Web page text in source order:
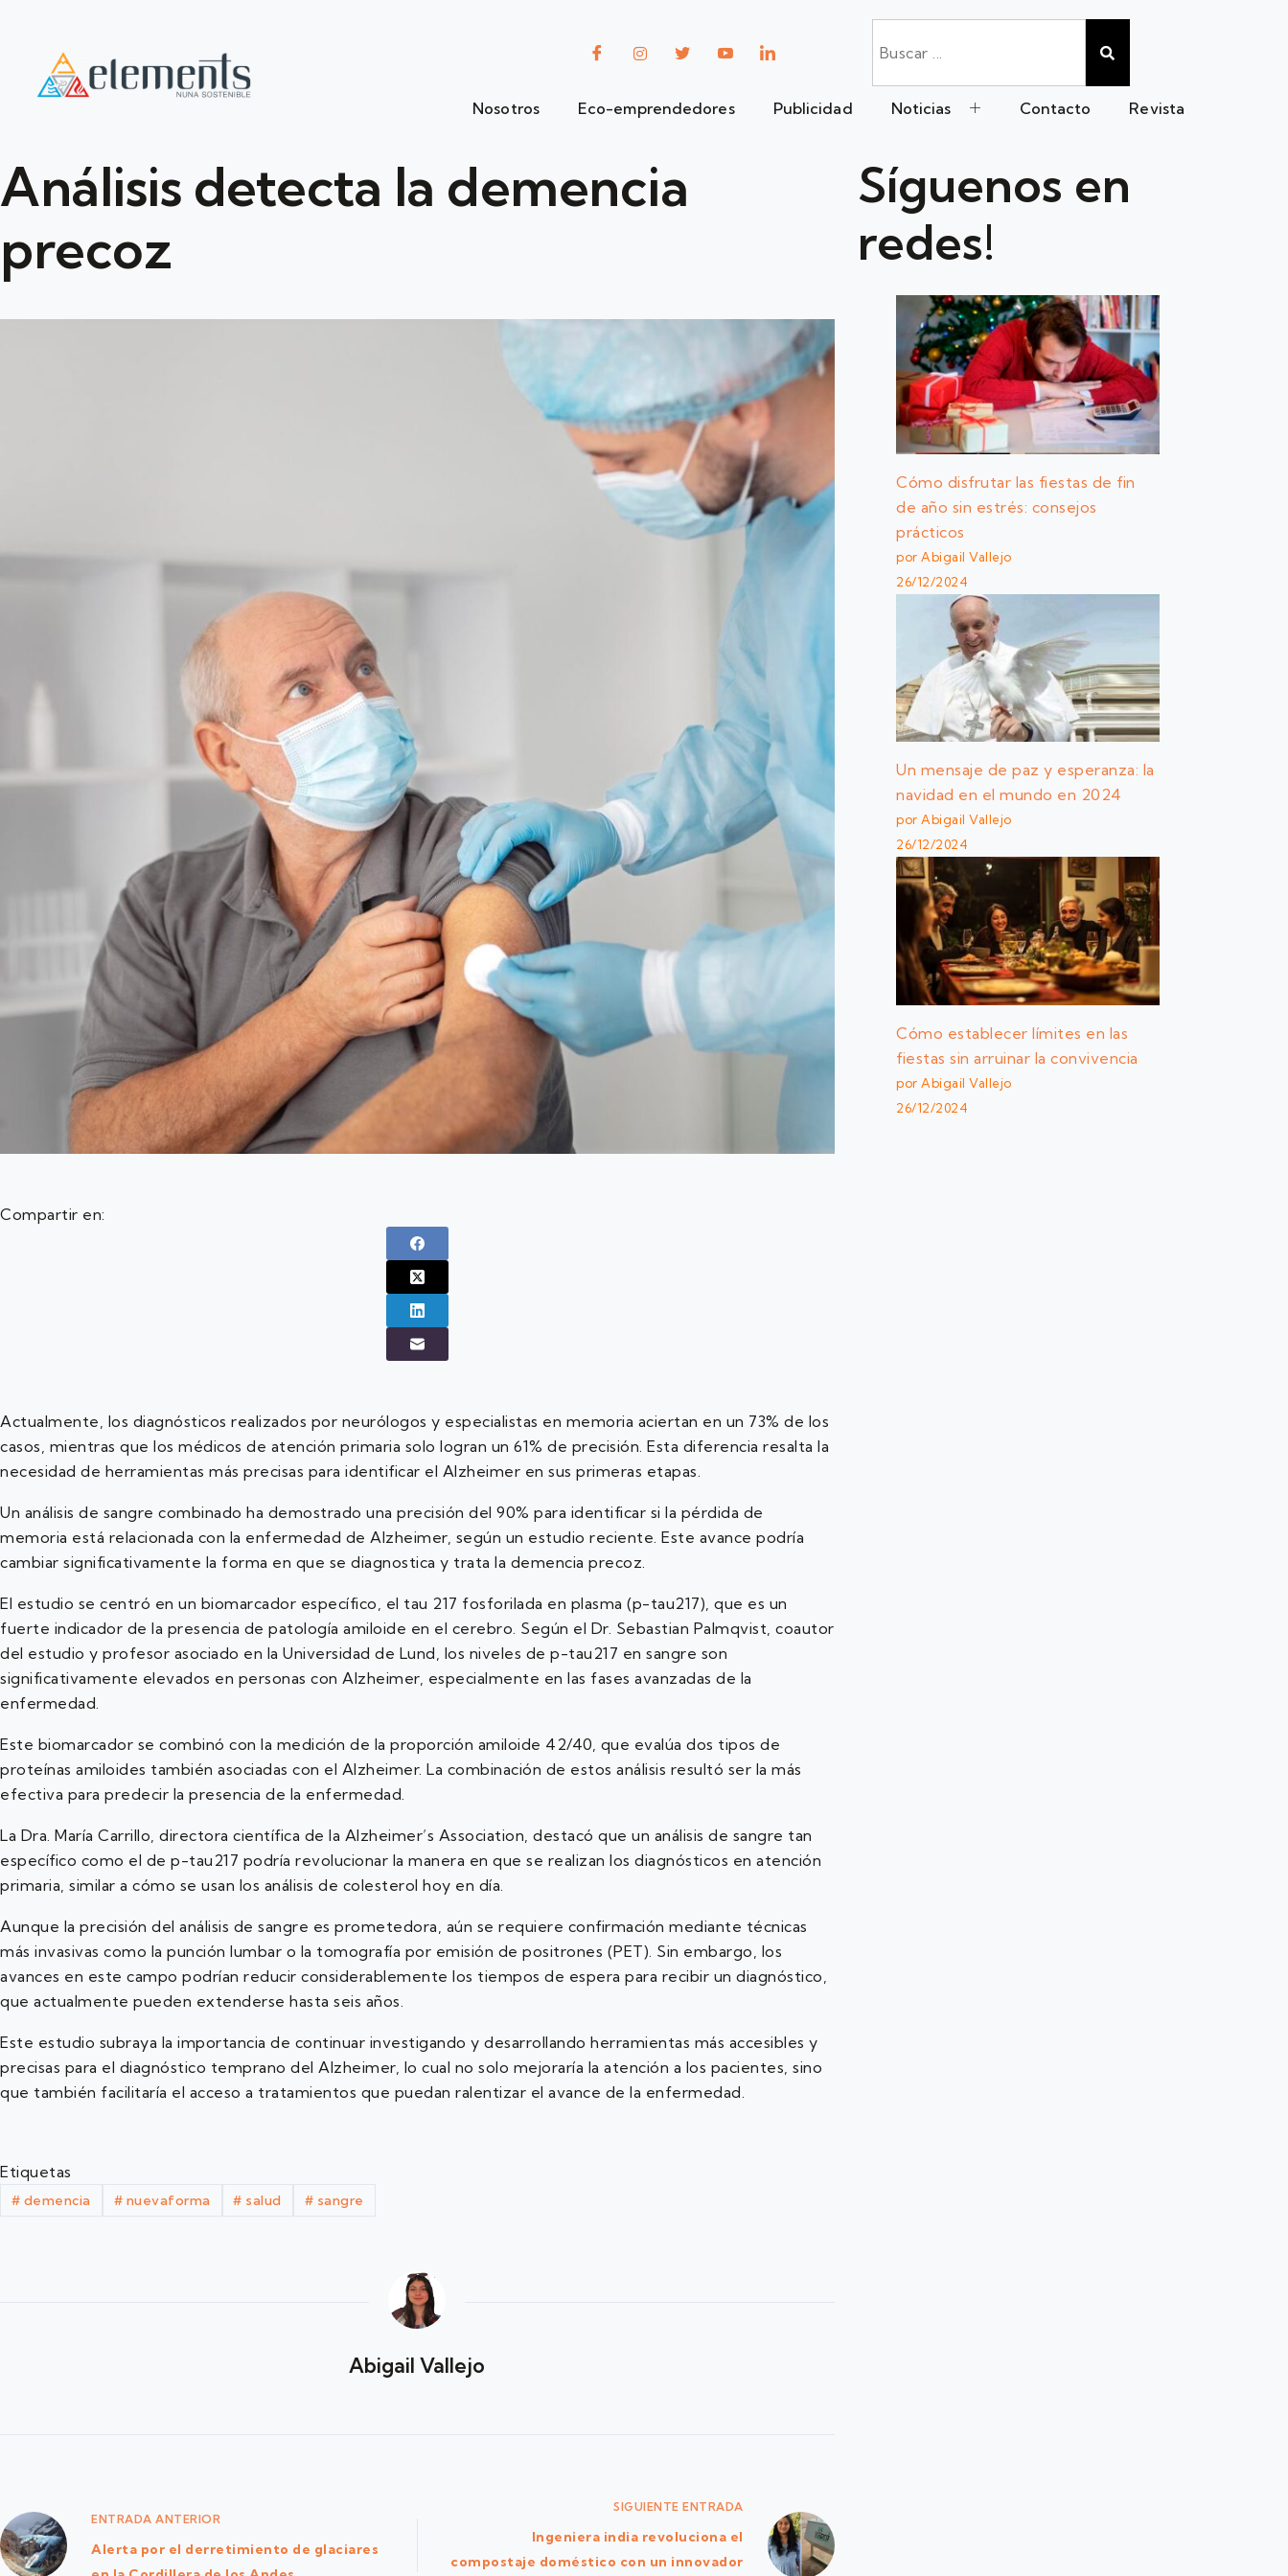
Nosotros Eco-emprendedores Publicidad Noticias Contacto Revista
Análisis detecta la demencia
precoz
Compartir en:
Actualmente, los diagnósticos realizados por neurólogos y especialistas en memoria aciertan en un 73% de los
casos, mientras que los médicos de atención primaria solo logran un 61% de precisión. Esta diferencia resalta la
necesidad de herramientas más precisas para identificar el Alzheimer en sus primeras etapas.
Un análisis de sangre combinado ha demostrado una precisión del 90% para identificar si la pérdida de
memoria está relacionada con la enfermedad de Alzheimer, según un estudio reciente. Este avance podría
cambiar significativamente la forma en que se diagnostica y trata la demencia precoz.
El estudio se centró en un biomarcador específico, el tau 217 fosforilada en plasma (p-tau217), que es un
fuerte indicador de la presencia de patología amiloide en el cerebro. Según el Dr. Sebastian Palmqvist, coautor
del estudio y profesor asociado en la Universidad de Lund, los niveles de p-tau217 en sangre son
significativamente elevados en personas con Alzheimer, especialmente en las fases avanzadas de la
enfermedad.
Este biomarcador se combinó con la medición de la proporción amiloide 42/40, que evalúa dos tipos de
proteínas amiloides también asociadas con el Alzheimer. La combinación de estos análisis resultó ser la más
efectiva para predecir la presencia de la enfermedad.
La Dra. María Carrillo, directora científica de la Alzheimer’s Association, destacó que un análisis de sangre tan
específico como el de p-tau217 podría revolucionar la manera en que se realizan los diagnósticos en atención
primaria, similar a cómo se usan los análisis de colesterol hoy en día.
Aunque la precisión del análisis de sangre es prometedora, aún se requiere confirmación mediante técnicas
más invasivas como la punción lumbar o la tomografía por emisión de positrones (PET). Sin embargo, los
avances en este campo podrían reducir considerablemente los tiempos de espera para recibir un diagnóstico,
que actualmente pueden extenderse hasta seis años.
Este estudio subraya la importancia de continuar investigando y desarrollando herramientas más accesibles y
precisas para el diagnóstico temprano del Alzheimer, lo cual no solo mejoraría la atención a los pacientes, sino
que también facilitaría el acceso a tratamientos que puedan ralentizar el avance de la enfermedad.
Etiquetas
# demencia # nuevaforma # salud # sangre
Abigail Vallejo
ENTRADA ANTERIOR
Alerta por el derretimiento de glaciares
SIGUIENTEENTRADA
Ingeniera india revoluciona el
compostaje doméstico con un innovador
Síguenos en
redes!
Cómo disfrutar las fiestas de fin
de año sin estrés: consejos
prácticos
por Abigail Vallejo
26/12/2024
Un mensaje de paz y esperanza: la
navidad en el mundo en 2024
por Abigail Vallejo
26/12/2024
Cómo establecer límites en las
fiestas sin arruinar la convivencia
por Abigail Vallejo
26/12/2024